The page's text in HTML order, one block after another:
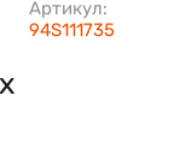
Артикул:
94S111735